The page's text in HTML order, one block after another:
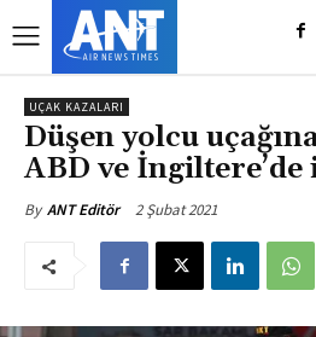
UÇAK KAZALARI
Düşen yolcu
ABD ve İngiltere’de
By ANT Editör 2 Şubat 2021